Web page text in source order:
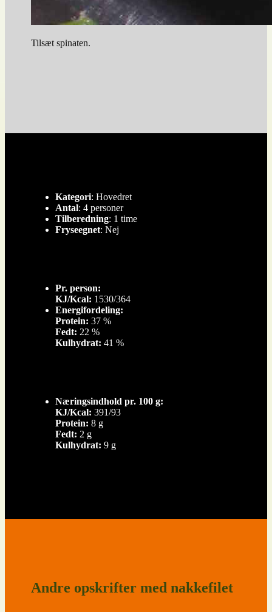
Tilsæt spinaten.
Kategori: Hovedret
Antal: 4 personer
Tilberedning: 1 time
Fryseegnet: Nej
Pr. person:
KJ/Kcal: 1530/364
Energifordeling:
Protein: 37 %
Fedt: 22 %
Kulhydrat: 41 %
Næringsindhold pr. 100 g:
KJ/Kcal: 391/93
Protein: 8 g
Fedt: 2 g
Kulhydrat: 9 g
Andre opskrifter med nakkefilet